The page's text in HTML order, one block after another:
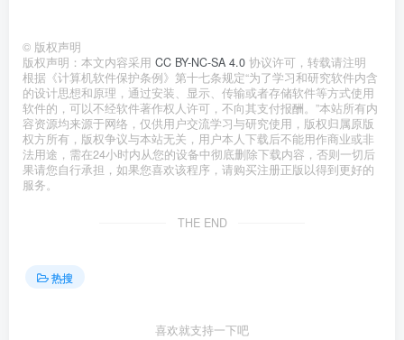
© 版权声明
版权声明：本文内容采用 CC BY-NC-SA 4.0 协议许可，转载请注明
根据《计算机软件保护条例》第十七条规定“为了学习和研究软件内含
的设计思想和原理，通过安装、显示、传输或者存储软件等方式使用
软件的，可以不经软件著作权人许可，不向其支付报酬。”本站所有内
容资源均来源于网络，仅供用户交流学习与研究使用，版权归属原版
权方所有，版权争议与本站无关，用户本人下载后不能用作商业或非
法用途，需在24小时内从您的设备中彻底删除下载内容，否则一切后
果请您自行承担，如果您喜欢该程序，请购买注册正版以得到更好的
服务。
THE END
热搜
喜欢就支持一下吧